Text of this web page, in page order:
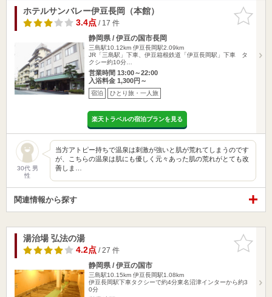
お気に入
りに追加
ホテルサンバレー伊豆長岡（本館）
3.4点/ 17 件
静岡県 / 伊豆の国市長岡
三島駅10.12km 伊豆長岡駅2.09km
JR「三島駅」下車、伊豆箱根鉄道「伊豆長岡駅」下車 タ
クシー約10分…
営業時間 13:00～22:00
入浴料金 1,300円～
宿泊 ひとり旅・一人旅
楽天トラベルの宿泊プランを見る
30代 男
性
当方アトピー持ちで温泉は刺激が強いと肌が荒れてしまうのです
が、こちらの温泉は肌にも優しく元々あった肌の荒れがとても改
善しま…
関連情報から探す
お気に入
りに追加
湯治場 弘法の湯
4.2点/ 27 件
静岡県 / 伊豆の国市
三島駅10.15km 伊豆長岡駅1.08km
伊豆長岡駅下車タクシーで約4分東名沼津インターから約3
0分